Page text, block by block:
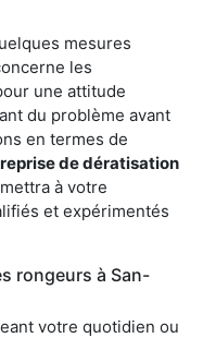
mesures
les
une attitude
du problème avant
en termes de
de dératisation
à votre
et expérimentés
rongeurs à San-
votre quotidien ou